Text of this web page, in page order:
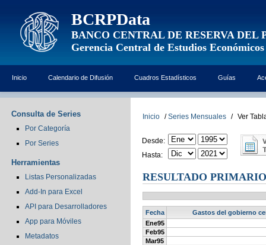
BCRPData
BANCO CENTRAL DE RESERVA DEL
Gerencia Central de Estudios Económicos
Inicio Calendario de Difusión Cuadros Estadísticos Guías
Consulta de Series
Por Categoría
Por Series
Herramientas
Listas Personalizadas
Add-In para Excel
API para Desarrolladores
App para Móviles
Metadatos
Inicio / Series Mensuales / Ver
Desde:
Hasta:
RESULTADO
Fecha
Gastos del gobierno
Ene95
Feb95
Mar95